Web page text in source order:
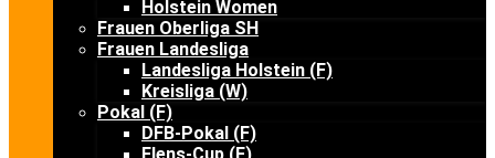
Holstein Women
Frauen Oberliga SH
Frauen Landesliga
Landesliga Holstein (F)
Kreisliga (W)
Pokal (F)
DFB-Pokal (F)